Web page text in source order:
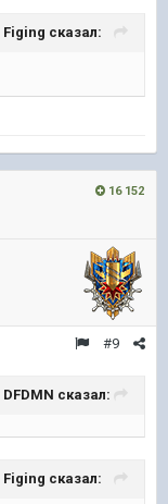
Figing сказал:
16 152
#9
DFDMN сказал:
Figing сказал: